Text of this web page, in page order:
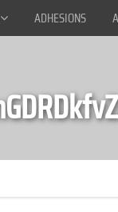
ADHESIONS